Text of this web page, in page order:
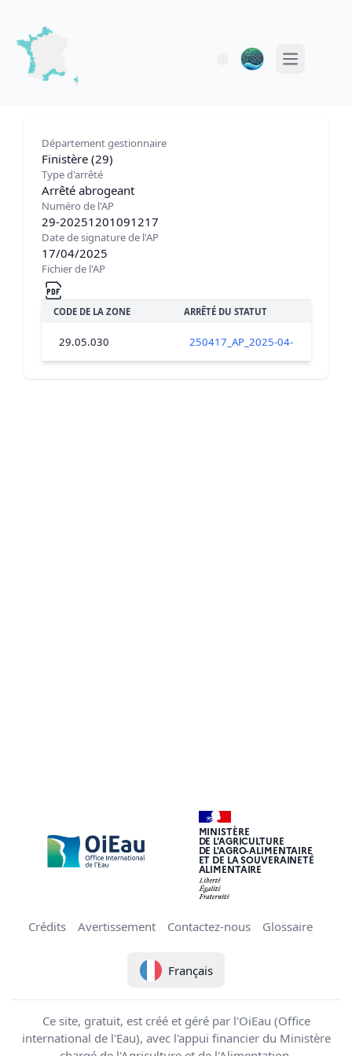
Open main
Département gestionnaire
Finistère (29)
Type d'arrêté
Arrêté abrogeant
Numéro de l'AP
29-20251201091217
Date de signature de l'AP
17/04/2025
Fichier de l'AP
CODE DE LA ZONE ARRÊTÉ DU STATUT
29.05.030 250417_AP_2025-04-17-
MINISTÈRE
DE L'AGRICULTURE
DE L'AGRO-ALIMENTAIRE
ET DE LA SOUVERAINETÉ
ALIMENTAIRE
Crédits Avertissement Contactez-nous Glossaire
Français
Ce site, gratuit, est créé et géré par l'OiEau (Office
international de l'Eau), avec l'appui financier du Ministère